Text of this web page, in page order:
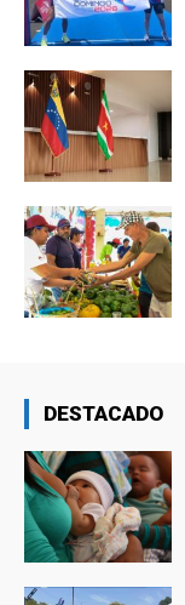
DESTACADO